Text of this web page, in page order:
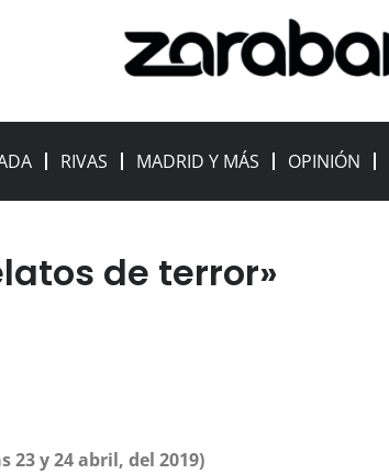
RIVAS MADRID Y MÁS OPINIÓN
de terror»
23 y 24 abril, del 2019)